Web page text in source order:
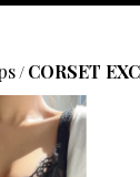
/ CORSET